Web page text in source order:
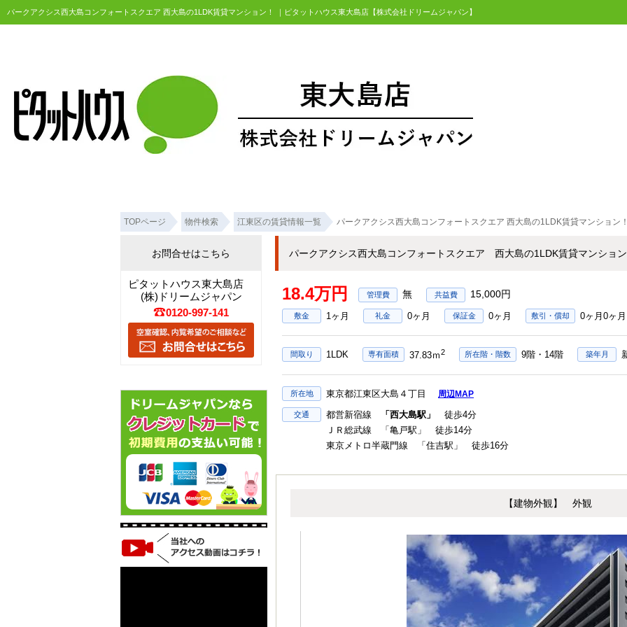
パークアクシス西大島コンフォートスクエア 西大島の1LDK賃貸マンション！ ｜ピタットハウス東大島店【株式会社ドリームジャパン】
TOPページ 物件検索 江東区の賃貸情報一覧 パークアクシス西大島コンフォートスクエア 西大島の1LDK賃貸マンション
パークアクシス西大島コンフォートスクエア 西大島の1LDK賃貸マンション
18.4万円 無 15,000円
敷金 1ヶ月 礼金 0ヶ月 保証金 0ヶ月 敷引・償却 0ヶ月0ヶ月
間取り 1LDK 専有面積 37.83ｍ2 所在階・階数 9階・14階 築年月
所在地 東京都江東区大島４丁目 周辺MAP
交通 都営新宿線 「西大島駅」
徒歩4分
ＪＲ総武線 「亀戸駅」 徒歩14分
東京メトロ半蔵門線 「住吉駅」 徒歩16分
【建物外観】 外観
お問合せはこちら
ピタットハウス東大島店
(株)ドリームジャパン
0120-997-141